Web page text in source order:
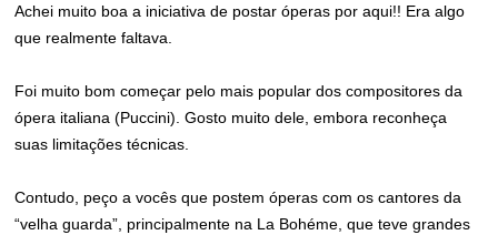
Achei muito boa a iniciativa de postar óperas por aqui!! Era algo
que realmente faltava.
Foi muito bom começar pelo mais popular dos compositores da
ópera italiana (Puccini). Gosto muito dele, embora reconheça
suas limitações técnicas.
Contudo, peço a vocês que postem óperas com os cantores da
“velha guarda”, principalmente na La Bohéme, que teve grandes